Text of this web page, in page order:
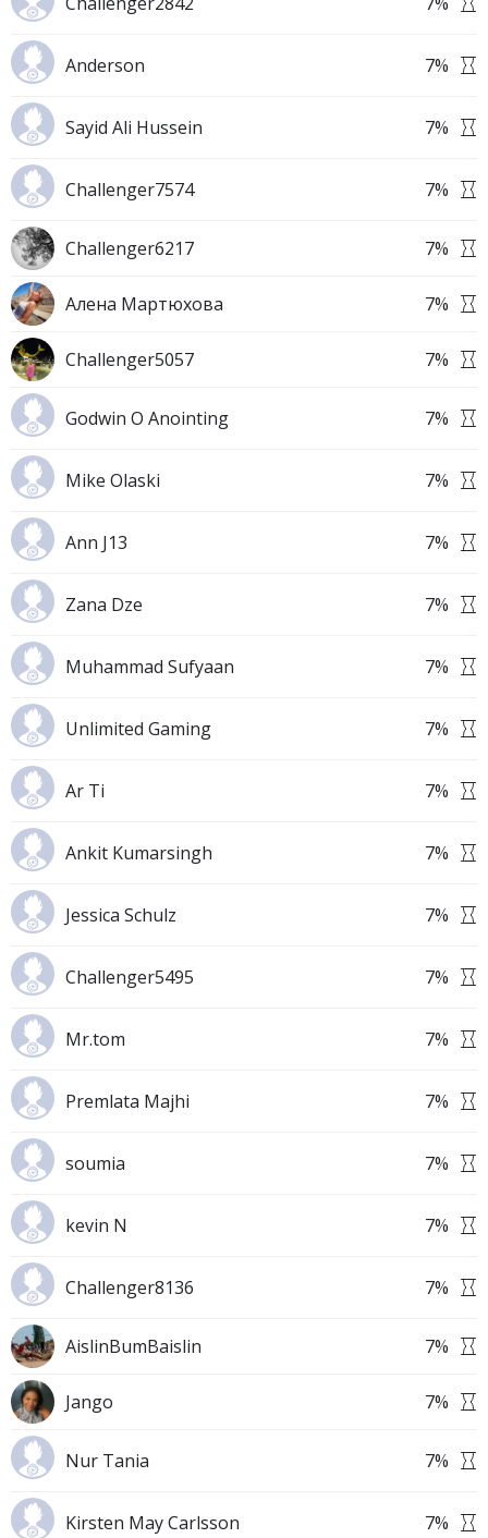
Anderson 7%
Sayid Ali Hussein 7%
Challenger7574 7%
Challenger6217 7%
Алена Мартюхова 7%
Challenger5057 7%
Godwin O Anointing 7%
Mike Olaski 7%
Ann J13 7%
Zana Dze 7%
Muhammad Sufyaan 7%
Unlimited Gaming 7%
Ar Ti 7%
Ankit Kumarsingh 7%
Jessica Schulz 7%
Challenger5495 7%
Mr.tom 7%
Premlata Majhi 7%
soumia 7%
kevin N 7%
Challenger8136 7%
AislinBumBaislin 7%
Jango 7%
Nur Tania 7%
Kirsten May Carlsson 7%